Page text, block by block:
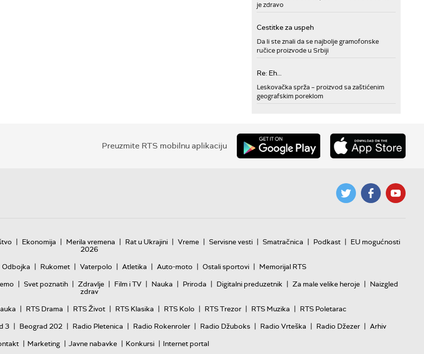
je zdravo
Cestitke za uspeh
Da li ste znali da se najbolje gramofonske
ručice proizvode u Srbiji
Re: Eh...
Leskovačka sprža – proizvod sa zaštićenim
geografskim poreklom
Preuzmite RTS mobilnu aplikaciju
| Ekonomija | Merila vremena | Rat u Ukrajini | Vreme | Servisne vesti | Smatračnica | Podkast | EU mogućnosti
2026
Odbojka | Rukomet | Vaterpolo | Atletika | Auto-moto | Ostali sportovi | Memorijal RTS
| Svet poznatih | Zdravlje | Film i TV | Nauka | Priroda | Digitalni preduzetnik | Za male velike heroje | Naizgled
zdrav
| RTS Drama | RTS Život | RTS Klasika | RTS Kolo | RTS Trezor | RTS Muzika | RTS Poletarac
3 | Beograd 202 | Radio Pletenica | Radio Rokenroler | Radio Džuboks | Radio Vrteška | Radio Džezer | Arhiv
| Marketing | Javne nabavke | Konkursi | Internet portal